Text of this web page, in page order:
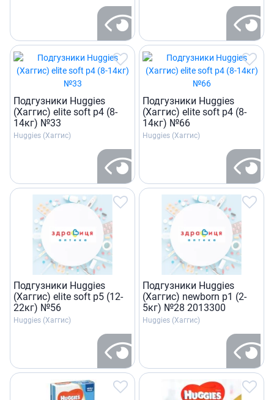
Подгузники Huggies
(Хаггис) elite soft р4 (8-
14кг) №33
Huggies (Хаггис)
Подгузники Huggies
(Хаггис) elite soft р4 (8-
14кг) №66
Huggies (Хаггис)
Подгузники Huggies
(Хаггис) elite soft р5 (12-
22кг) №56
Huggies (Хаггис)
Подгузники Huggies
(Хаггис) newborn р1 (2-
5кг) №28 2013300
Huggies (Хаггис)